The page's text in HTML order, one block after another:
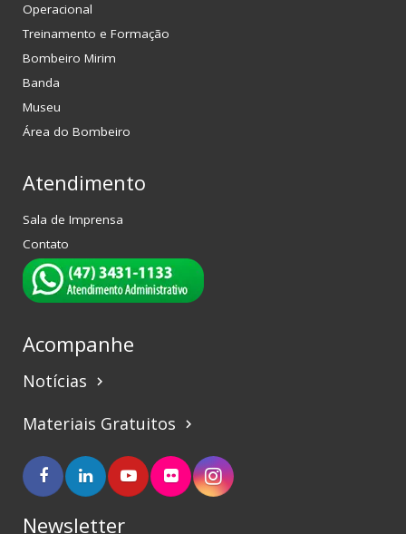
Operacional
Treinamento e Formação
Bombeiro Mirim
Banda
Museu
Área do Bombeiro
Atendimento
Sala de Imprensa
Contato
Acompanhe
Notícias keyboard_arrow_right
Materiais Gratuitos keyboard_arrow_right
Newsletter